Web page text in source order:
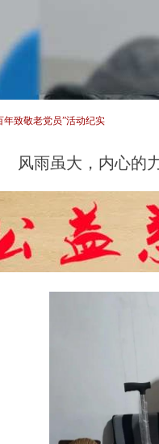
风雨虽大，内心的
致敬老党员”活动纪实